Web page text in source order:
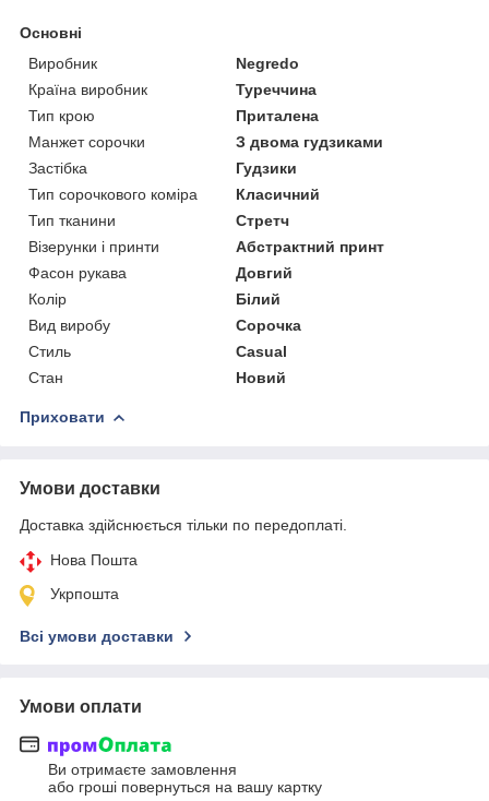
Основні
Виробник
Negredo
Країна виробник
Туреччина
Тип крою
Приталена
Манжет сорочки
З двома гудзиками
Застібка
Гудзики
Тип сорочкового коміра
Класичний
Тип тканини
Стретч
Візерунки і принти
Абстрактний принт
Фасон рукава
Довгий
Колір
Білий
Вид виробу
Сорочка
Стиль
Casual
Стан
Новий
Приховати
Умови доставки
Доставка здійснюється тільки по передоплаті.
Нова Пошта
Укрпошта
Всі умови доставки
Умови оплати
Ви отримаєте замовлення
або гроші повернуться на вашу картку